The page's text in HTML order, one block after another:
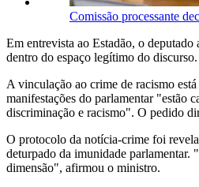
Comissão processante
Em entrevista ao Estadão, o
dentro do espaço legítimo do
A vinculação ao crime de racismo
manifestações do parlamentar "estão
discriminação e racismo". O pedido
O protocolo da notícia-crime foi
deturpado da imunidade parlamentar.
dimensão", afirmou o ministro.